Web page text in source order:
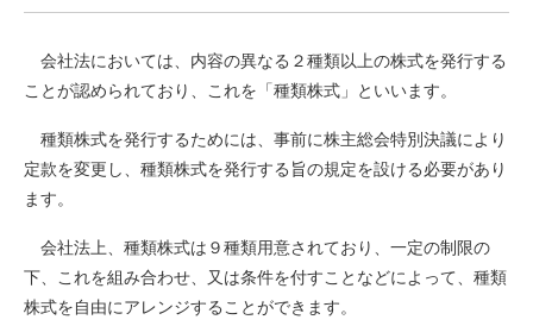
会社法においては、内容の異なる２種類以上の株式を発行する
ことが認められており、これを「種類株式」といいます。
種類株式を発行するためには、事前に株主総会特別決議により
定款を変更し、種類株式を発行する旨の規定を設ける必要があり
ます。
会社法上、種類株式は９種類用意されており、一定の制限の
下、これを組み合わせ、又は条件を付すことなどによって、種類
株式を自由にアレンジすることができます。